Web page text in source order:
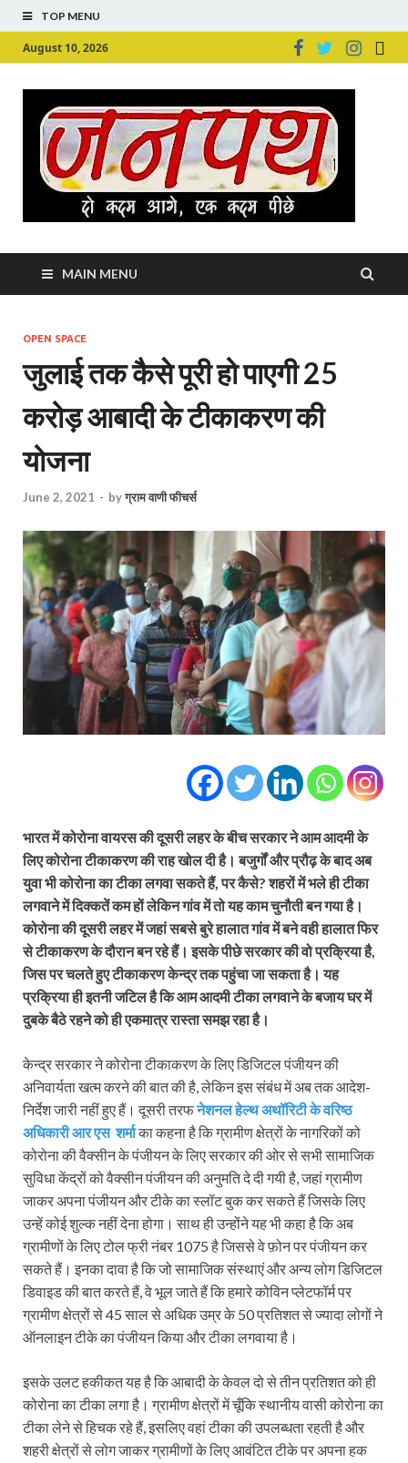
TOP MENU
August 10, 2026
MAIN MENU
OPEN SPACE
जुलाई तक कैसे पूरी हो पाएगी 25
करोड़ आबादी के टीकाकरण की
योजना
June 2, 2021 - byग्राम वाणी फीचर्स
भारत में कोरोना वायरस की दूसरी लहर के बीच सरकार ने आम आदमी के
लिए कोरोना टीकाकरण की राह खोल दी है। बजुर्गों और प्रौढ़ के बाद अब
युवा भी कोरोना का टीका लगवा सकते हैं, पर कैसे? शहरों में भले ही टीका
लगवाने में दिक्कतें कम हों लेकिन गांव में तो यह काम चुनौती बन गया है।
कोरोना की दूसरी लहर में जहां सबसे बुरे हालात गांव में बने वही हालात फिर
से टीकाकरण के दौरान बन रहे हैं। इसके पीछे सरकार की वो प्रक्रिया है,
जिस पर चलते हुए टीकाकरण केन्द्र तक पहुंचा जा सकता है। यह
प्रक्रिया ही इतनी जटिल है कि आम आदमी टीका लगवाने के बजाय घर में
दुबके बैठे रहने को ही एकमात्र रास्ता समझ रहा है।
केन्द्र सरकार ने कोरोना टीकाकरण के लिए डिजिटल पंजीयन की
अनिवार्यता खत्म करने की बात की है, लेकिन इस संबंध में अब तक आदेश-
निर्देश जारी नहीं हुए हैं। दूसरी तरफनेशनल हेल्थ अथॉरिटी के वरिष्ठ
अधिकारी आर एस शर्माका कहना है कि ग्रामीण क्षेत्रों के नागरिकों को
कोरोना की वैक्सीन के पंजीयन के लिए सरकार की ओर से सभी सामाजिक
सुविधा केंद्रों को वैक्सीन पंजीयन की अनुमति दे दी गयी है, जहां ग्रामीण
जाकर अपना पंजीयन और टीके का स्लॉट बुक कर सकते हैं जिसके लिए
उन्हें कोई शुल्क नहीं देना होगा। साथ ही उन्होंने यह भी कहा है कि अब
ग्रामीणों के लिए टोल फ्री नंबर 1075 है जिससे वे फ़ोन पर पंजीयन कर
सकते हैं। इनका दावा है कि जो सामाजि‍क संस्थाएं और अन्य लोग डिजिटल
डिवाइड की बात करते हैं, वे भूल जाते हैं कि हमारे कोविन प्लेटफॉर्म पर
ग्रामीण क्षेत्रों से 45 साल से अधिक उम्र के 50 प्रतिशत से ज्‍यादा लोगों ने
ऑनलाइन टीके का पंजीयन किया और टीका लगवाया है।
इसके उलट हकीकत यह है कि आबादी के केवल दो से तीन प्रतिशत को ही
कोरोना का टीका लगा है। ग्रामीण क्षेत्रों में चूँकि स्थानीय वासी कोरोना का
टीका लेने से हिचक रहे हैं, इसलिए वहां टीका की उपलब्धता रहती है और
शहरी क्षेत्रों से लोग जाकर ग्रामीणों के लिए आवंटित टीके पर अपना हक